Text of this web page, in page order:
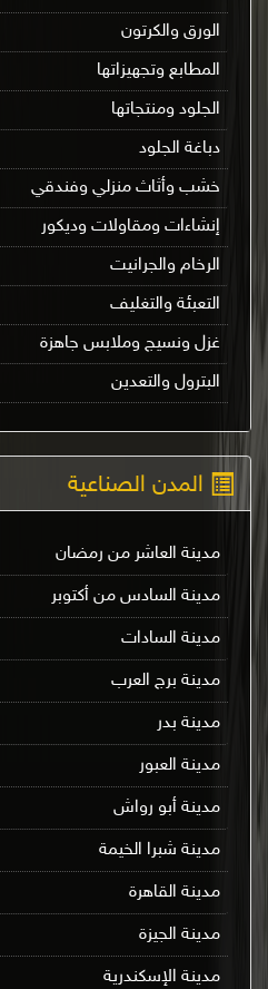
الورق والكرتون
المطابع وتجهيزاتها
الجلود ومنتجاتها
دباغة الجلود
خشب وأثاث منزلي وفندقي
إنشاءات ومقاولات وديكور
الرخام والجرانيت
التعبئة والتغليف
غزل ونسيج وملابس جاهزة
البترول والتعدين
المدن الصناعية
مدينة العاشر من رمضان
مدينة السادس من أكتوبر
مدينة السادات
مدينة برج العرب
مدينة بدر
مدينة العبور
مدينة أبو رواش
مدينة شبرا الخيمة
مدينة القاهرة
مدينة الجيزة
مدينة الإسكندرية